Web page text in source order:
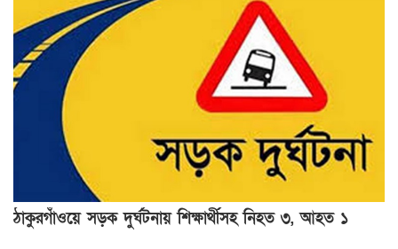
ঠাকুরগাঁওয়ে সড়ক দুর্ঘটনায় শিক্ষার্থীসহ নিহত ৩, আহত ১